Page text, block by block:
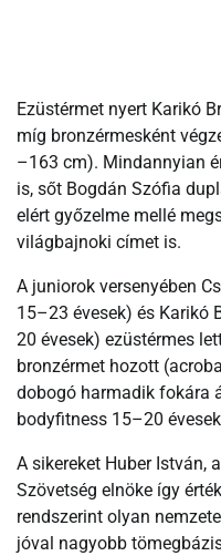
Ezüstérmet nyert Karikó
míg bronzérmesként
–163 cm). Mindannyian
is, sőt Bogdán Szófia
elért győzelme mellé
világbajnoki címet is.
A juniorok versenyében
15–23 évesek) és Karikó
20 évesek) ezüstérmes
bronzérmet hozott
dobogó harmadik fokára
bodyfitness 15–20
A sikereket Huber István,
Szövetség elnöke így
rendszerint olyan
jóval nagyobb